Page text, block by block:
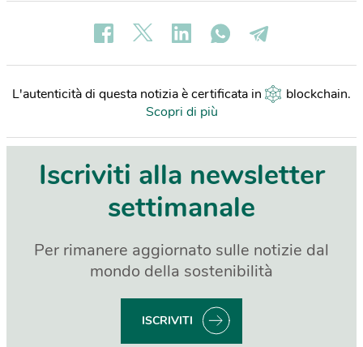
L'autenticità di questa notizia è certificata in blockchain.
Scopri di più
Iscriviti alla newsletter
settimanale
Per rimanere aggiornato sulle notizie dal
mondo della sostenibilità
ISCRIVITI